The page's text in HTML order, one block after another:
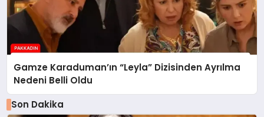
Gamze Karaduman’ın “Leyla” Dizisinden Ayrılma
Nedeni Belli Oldu
Son Dakika